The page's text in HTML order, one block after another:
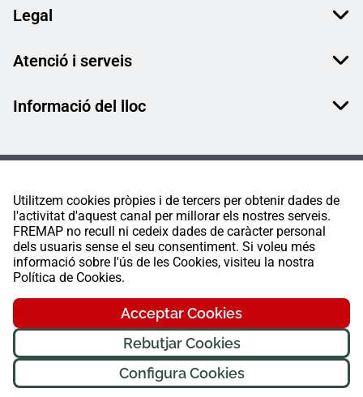
Utilitzem cookies pròpies i de tercers per obtenir dades de
l'activitat d'aquest canal per millorar els nostres serveis.
FREMAP no recull ni cedeix dades de caràcter personal
dels usuaris sense el seu consentiment. Si voleu més
informació sobre l'ús de les Cookies, visiteu la nostra
Política de Cookies.
Acceptar Cookies
Rebutjar Cookies
Configura Cookies
Legal
Atenció i serveis
Informació del lloc
FREMAP Ⓒ Tots els drets reservats